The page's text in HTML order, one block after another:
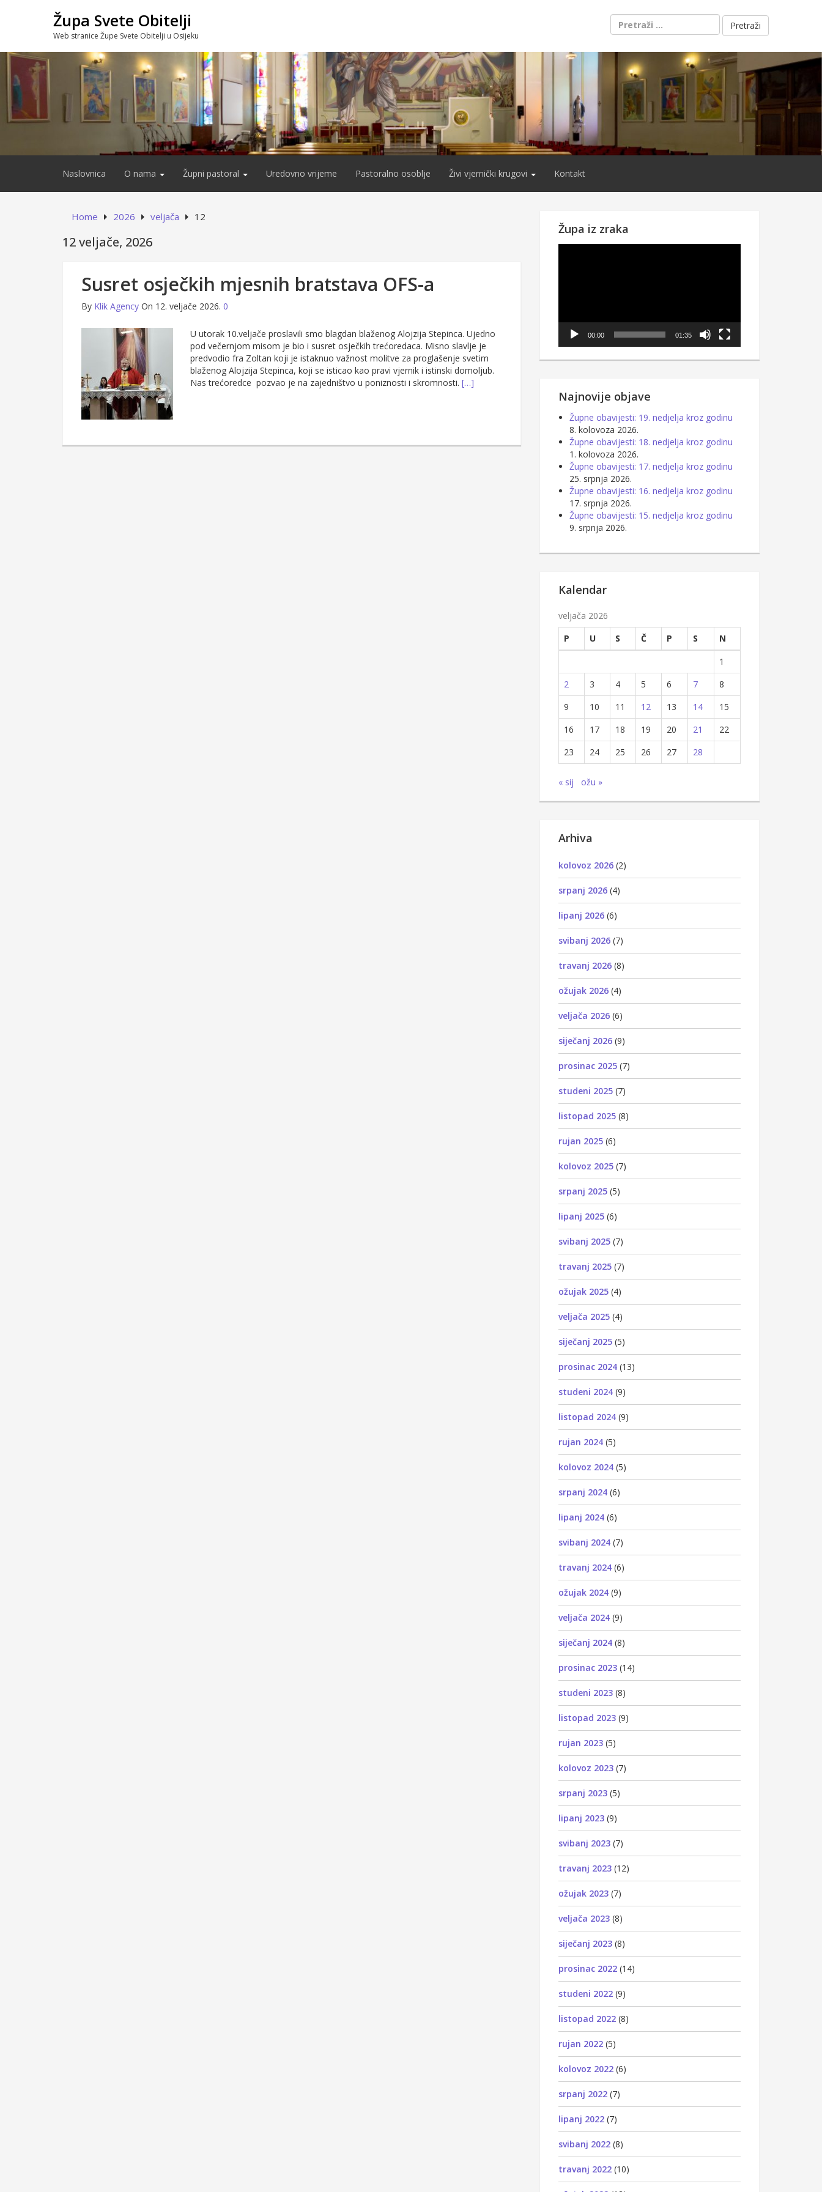
Župa Svete Obitelji
Web stranice Župe Svete Obitelji u Osijeku
Pretraži:
Naslovnica O nama Župni pastoral Uredovno vrijeme Pastoralno osoblje Živi vjernički krugovi Kontakt
Home 2026 veljača 12
12 veljače, 2026
Susret osječkih mjesnih bratstava OFS-a
By Klik Agency On 12. veljače 2026. 0
U utorak 10.veljače proslavili smo blagdan blaženog Alojzija Stepinca. Ujedno
pod večernjom misom je bio i susret osječkih trećoredaca. Misno slavlje je
predvodio fra Zoltan koji je istaknuo važnost molitve za proglašenje svetim
blaženog Alojzija Stepinca, koji se isticao kao pravi vjernik i istinski domoljub.
Nas trećoredce pozvao je na zajedništvo u poniznosti i skromnosti. […]
Župa iz zraka
00:00 01:35
Najnovije objave
Župne obavijesti: 19. nedjelja kroz godinu
8. kolovoza 2026.
Župne obavijesti: 18. nedjelja kroz godinu
1. kolovoza 2026.
Župne obavijesti: 17. nedjelja kroz godinu
25. srpnja 2026.
Župne obavijesti: 16. nedjelja kroz godinu
17. srpnja 2026.
Župne obavijesti: 15. nedjelja kroz godinu
9. srpnja 2026.
Kalendar
veljača 2026
P
U S Č P S
N
1
2
3 4 5 6 7
8
9
10 11 12 13 14
15
16
17 18 19 20 21
22
23
24 25 26 27 28
« sij ožu »
Arhiva
kolovoz 2026 (2)
srpanj 2026 (4)
lipanj 2026 (6)
svibanj 2026 (7)
travanj 2026 (8)
ožujak 2026 (4)
veljača 2026 (6)
siječanj 2026 (9)
prosinac 2025 (7)
studeni 2025 (7)
listopad 2025 (8)
rujan 2025 (6)
kolovoz 2025 (7)
srpanj 2025 (5)
lipanj 2025 (6)
svibanj 2025 (7)
travanj 2025 (7)
ožujak 2025 (4)
veljača 2025 (4)
siječanj 2025 (5)
prosinac 2024 (13)
studeni 2024 (9)
listopad 2024 (9)
rujan 2024 (5)
kolovoz 2024 (5)
srpanj 2024 (6)
lipanj 2024 (6)
svibanj 2024 (7)
travanj 2024 (6)
ožujak 2024 (9)
veljača 2024 (9)
siječanj 2024 (8)
prosinac 2023 (14)
studeni 2023 (8)
listopad 2023 (9)
rujan 2023 (5)
kolovoz 2023 (7)
srpanj 2023 (5)
lipanj 2023 (9)
svibanj 2023 (7)
travanj 2023 (12)
ožujak 2023 (7)
veljača 2023 (8)
siječanj 2023 (8)
prosinac 2022 (14)
studeni 2022 (9)
listopad 2022 (8)
rujan 2022 (5)
kolovoz 2022 (6)
srpanj 2022 (7)
lipanj 2022 (7)
svibanj 2022 (8)
travanj 2022 (10)